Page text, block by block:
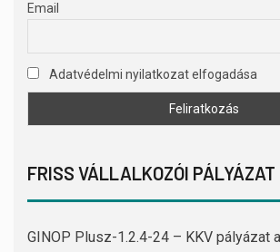
Email
Adatvédelmi nyilatkozat elfogadása
FRISS VÁLLALKOZÓI PÁLYÁZAT
GINOP Plusz-1.2.4-24 – KKV pályázat